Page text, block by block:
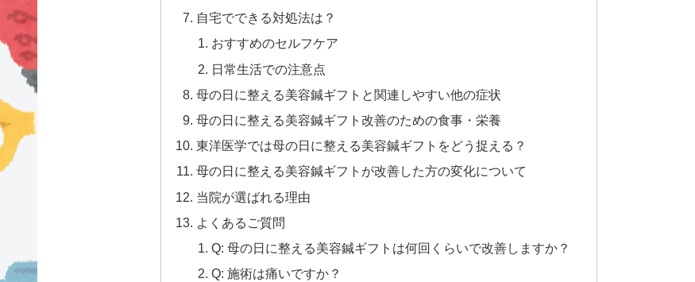
自宅でできる対処法は？
おすすめのセルフケア
日常生活での注意点
母の日に整える美容鍼ギフトと関連しやすい他の症状
母の日に整える美容鍼ギフト改善のための食事・栄養
東洋医学では母の日に整える美容鍼ギフトをどう捉える？
母の日に整える美容鍼ギフトが改善した方の変化について
当院が選ばれる理由
よくあるご質問
Q: 母の日に整える美容鍼ギフトは何回くらいで改善しますか？
Q: 施術は痛いですか？